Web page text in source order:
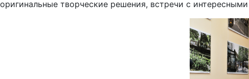
оригинальные творческие решения, встречи с